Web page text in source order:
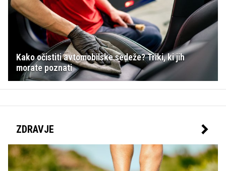
Kako očistiti avtomobilske sedeže? Triki, ki jih
morate poznati
ZDRAVJE